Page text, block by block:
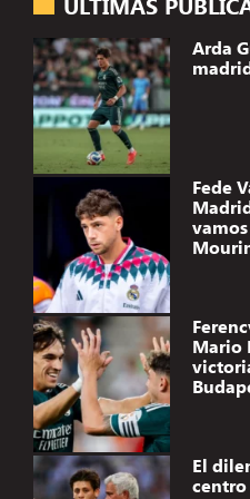
Arda
Fede
Mario
El